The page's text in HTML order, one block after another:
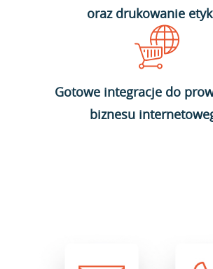
oraz drukowanie
Gotowe integracje do
biznesu